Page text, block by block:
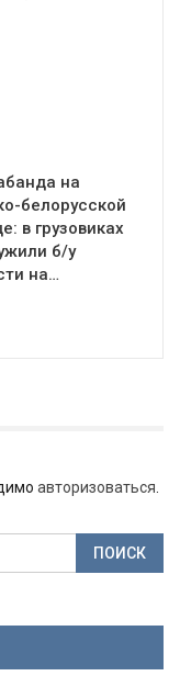
на
белорусской
в грузовиках
б/у
на…
авторизоваться